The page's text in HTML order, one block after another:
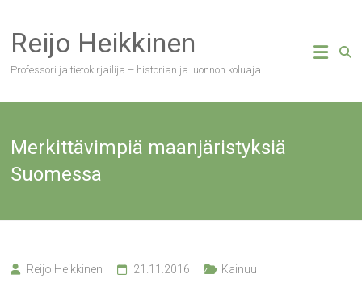
content
Reijo Heikkinen
Professori ja tietokirjailija – historian ja luonnon koluaja
Merkittävimpiä maanjäristyksiä
Suomessa
Reijo Heikkinen 21.11.2016 Kainuu